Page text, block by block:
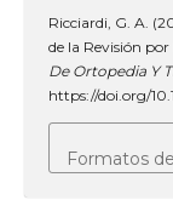
Ricciardi, G. A.
de la Revisión por
De Ortopedia Y
https://doi.org/
Formatos